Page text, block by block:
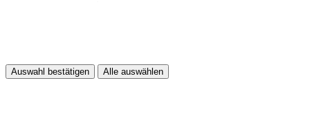
Auswahl bestätigen Alle auswählen